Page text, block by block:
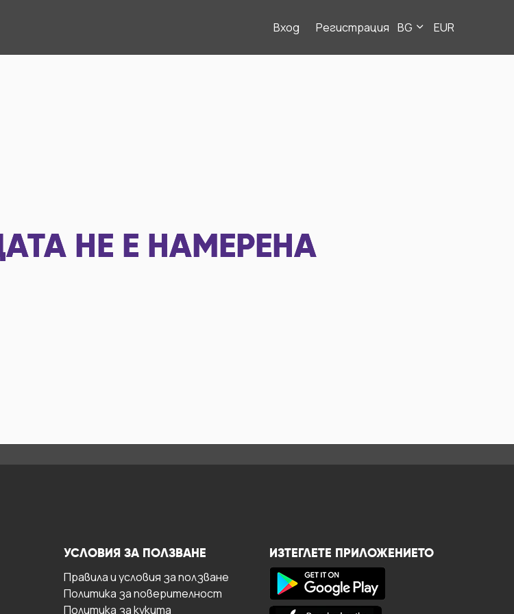
Вход Регистрация BG EUR
НЕ Е НАМЕРЕНА
УСЛОВИЯ ЗА ПОЛЗВАНЕ
Правила и условия за ползване
Политика за поверителност
Политика за кукита
ИЗТЕГЛЕТЕ ПРИЛОЖЕНИЕТО